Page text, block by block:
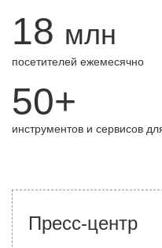
18 млн
посетителей ежемесячно
50+
инструментов и сервисов
Пресс-центр